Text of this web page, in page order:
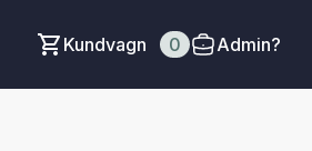
Kundvagn 0 Admin?